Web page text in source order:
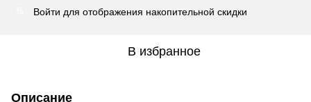
Войти для отображения накопительной скидки
В избранное
Описание